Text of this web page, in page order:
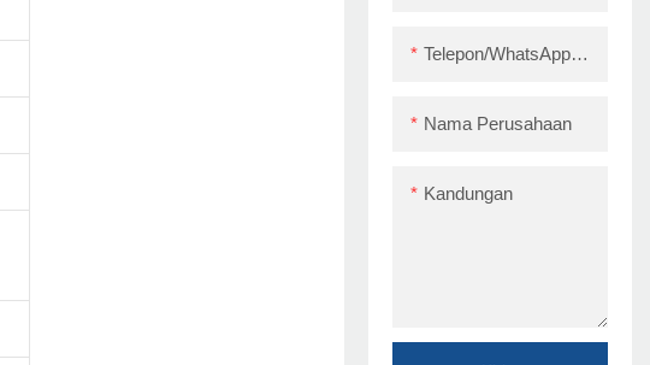
Telepon/WhatsApp/Skype
Nama Perusahaan
Kandungan